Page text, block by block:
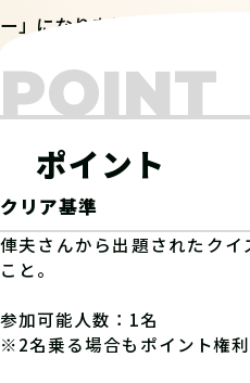
ー」になりましょう！
POINT
ポイント
クリア基準
俥夫さんから出題されたク
こと。
参加可能人数：1名
※2名乗る場合もポイント権